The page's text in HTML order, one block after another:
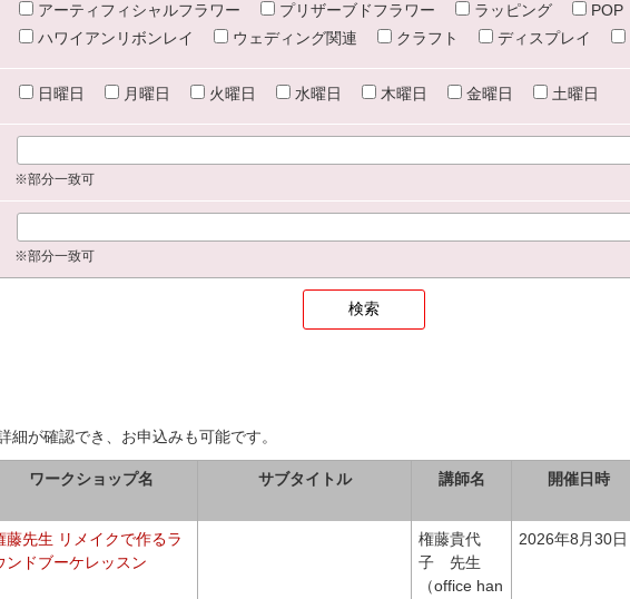
アーティフィシャルフラワー プリザーブドフラワー ラッピング POP
ハワイアンリボンレイ
ウェディング関連 クラフト ディスプレイ
日曜日 月曜日 火曜日 水曜日 木曜日 金曜日 土曜日
※部分一致可
※部分一致可
細が確認でき、お申込みも可能です。
ワークショップ名 サブタイトル 講師名 開催日時
藤先生 リメイクで作るラ
ンドブーケレッスン
権藤貴代
子 先生
（office han
2026年8月30日